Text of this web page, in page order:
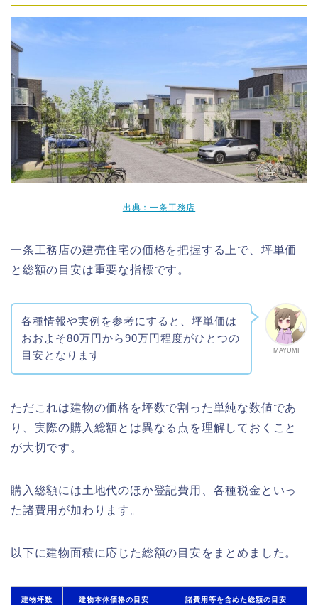
出典：一条工務店
一条工務店の建売住宅の価格を把握する上で、坪単価
と総額の目安は重要な指標です。
MAYUMI
各種情報や実例を参考にすると、坪単価は
おおよそ80万円から90万円程度がひとつの
目安となります
ただこれは建物の価格を坪数で割った単純な数値であ
り、実際の購入総額とは異なる点を理解しておくこと
が大切です。
購入総額には土地代のほか登記費用、各種税金といっ
た諸費用が加わります。
以下に建物面積に応じた総額の目安をまとめました。
建物坪数 建物本体価格の目安 諸費用等を含めた総額の目安